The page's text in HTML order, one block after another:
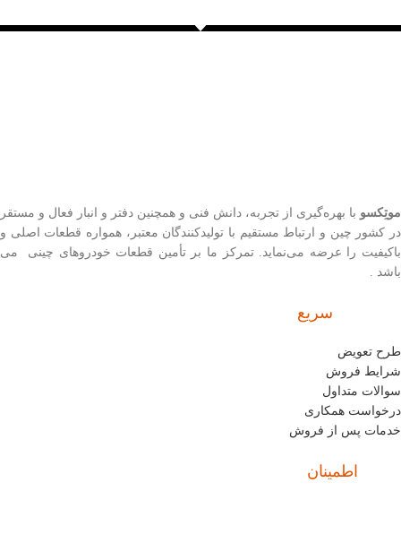
موتِکسو با بهره‌گیری از تجربه، دانش فنی و همچنین دفتر و انبار فعال و مستقر
در کشور چین و ارتباط مستقیم با تولیدکنندگان معتبر، همواره قطعات اصلی و
باکیفیت را عرضه می‌نماید. تمرکز ما بر تأمین قطعات خودروهای چینی می
باشد .
سریع
طرح تعویض
شرایط فروش
سوالات متداول
درخواست همکاری
خدمات پس از فروش
اطمینان